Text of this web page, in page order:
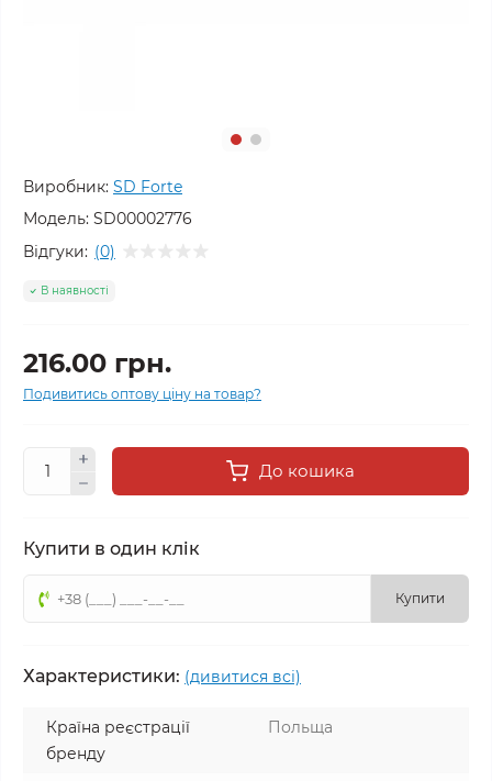
Виробник: SD Forte
Модель: SD00002776
Відгуки: (0)
В наявності
216.00 грн.
Подивитись оптову ціну на товар?
До кошика
Купити в один клік
Купити
Характеристики: (дивитися всі)
Країна реєстрації
бренду
Польща